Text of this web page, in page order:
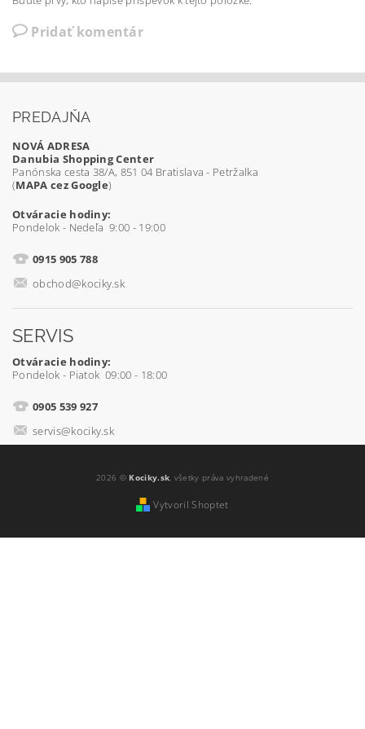
Pridať komentár
PREDAJŇA
NOVÁ ADRESA
Danubia Shopping Center
Panónska cesta 38/A, 851 04 Bratislava - Petržalka
(MAPA cez Google)
Otváracie hodiny:
Pondelok - Nedeľa 9:00 - 19:00
0915 905 788
obchod@kociky.sk
SERVIS
Otváracie hodiny:
Pondelok - Piatok 09:00 - 18:00
0905 539 927
servis@kociky.sk
2026 © Kociky.sk, všetky práva vyhradené
Vytvoril Shoptet